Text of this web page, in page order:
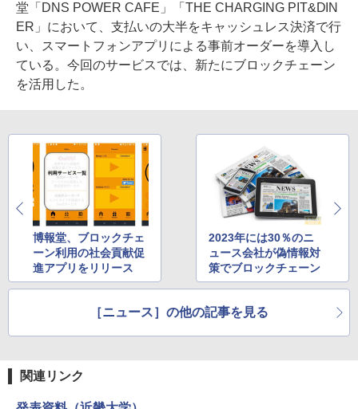
堂「DNS POWER CAFE」「THE CHARGING PIT&DIN
ER」において、支払いの大半をキャッシュレス決済で行
い、スマートフォンアプリによる事前オーダーを導入し
ている。今回のサービスでは、新たにブロックチェーン
を活用した。
博報堂、ブロックチェ
ーン利用の社会貢献促
進アプリをリリース
2023年には30％のニ
ュース会社が偽情報対
策でブロックチェーン
［ニュース］の他の記事を見る
関連リンク